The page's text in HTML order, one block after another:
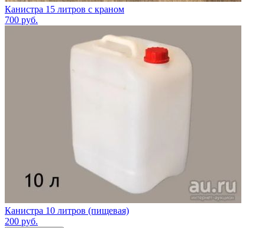
Канистра 15 литров с краном
700 руб.
Канистра 10 литров (пищевая)
200 руб.